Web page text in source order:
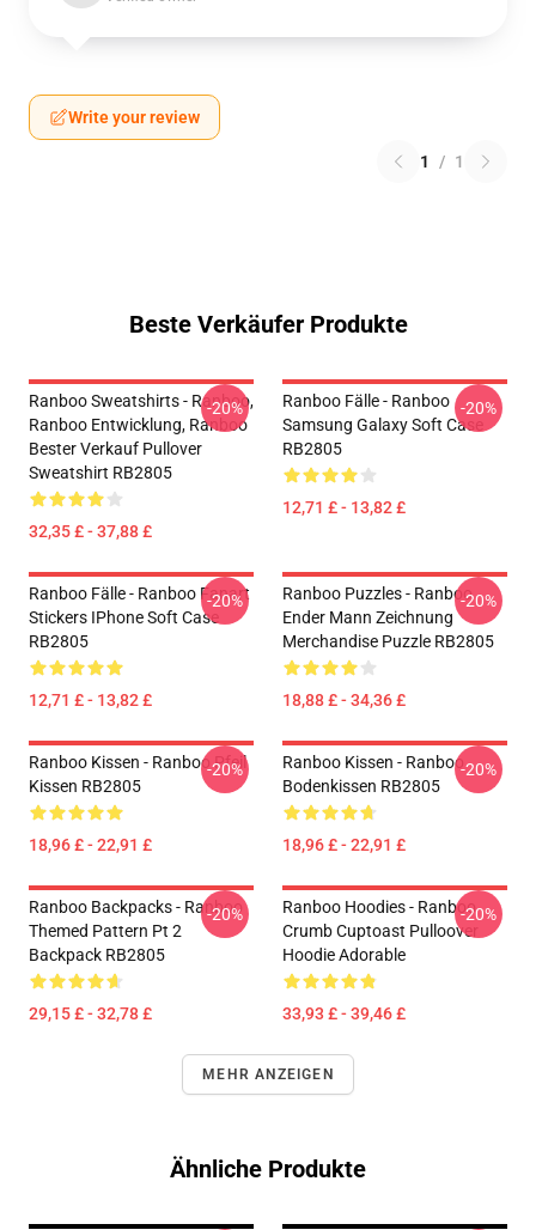
Write your review
1 / 1
Beste Verkäufer Produkte
Ranboo Sweatshirts - Ranboo,
Ranboo Entwicklung, Ranboo
Bester Verkauf Pullover
Sweatshirt RB2805
32,35 £ - 37,88 £
-20%
Ranboo Fälle - Ranboo
Samsung Galaxy Soft Case
RB2805
12,71 £ - 13,82 £
-20%
Ranboo Fälle - Ranboo Fanart
Stickers IPhone Soft Case
RB2805
12,71 £ - 13,82 £
-20%
Ranboo Puzzles - Ranboo
Ender Mann Zeichnung
Merchandise Puzzle RB2805
18,88 £ - 34,36 £
-20%
Ranboo Kissen - Ranboo Pfeil
Kissen RB2805
18,96 £ - 22,91 £
-20%
Ranboo Kissen - Ranboo
Bodenkissen RB2805
18,96 £ - 22,91 £
-20%
Ranboo Backpacks - Ranboo
Themed Pattern Pt 2
Backpack RB2805
29,15 £ - 32,78 £
-20%
Ranboo Hoodies - Ranboo
Crumb Cuptoast Pulloover
Hoodie Adorable
33,93 £ - 39,46 £
-20%
MEHR ANZEIGEN
Ähnliche Produkte